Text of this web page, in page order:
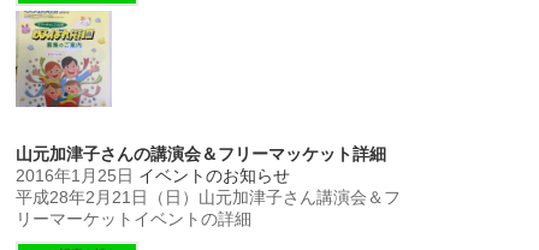
山元加津子さんの講演会＆フリーマッケット詳細
2016年1月25日 イベントのお知らせ
平成28年2月21日（日）山元加津子さん講演会＆フ
リーマーケットイベントの詳細